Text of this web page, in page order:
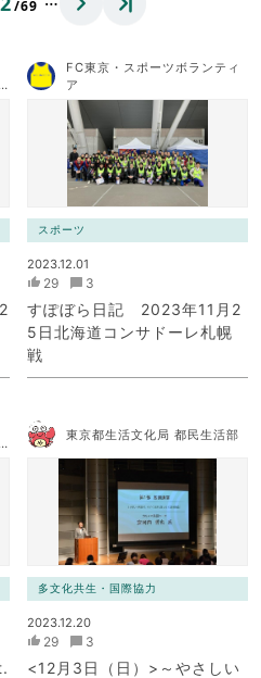
/69
FC東京・スポーツボランティ
ア
スポーツ
2023.12.01
29 3
すぽぼら日記 2023年11月2
5日北海道コンサドーレ札幌
戦
東京都生活文化局 都民生活部
多文化共生・国際協力
2023.12.20
29 3
<12月3日（日）>～やさしい